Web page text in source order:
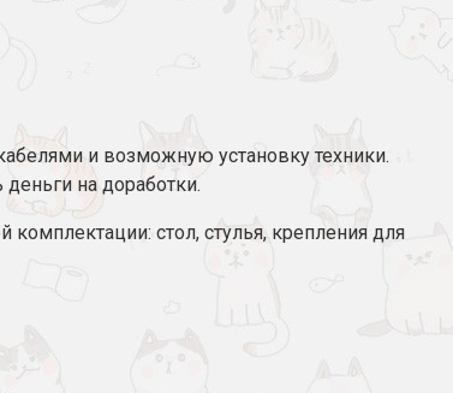
и возможную установку техники.
на доработки.
стол, стулья, крепления для